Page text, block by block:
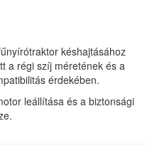
késhajtásához
a régi szíj méretének és a
érdekében.
leállítása és a biztonsági